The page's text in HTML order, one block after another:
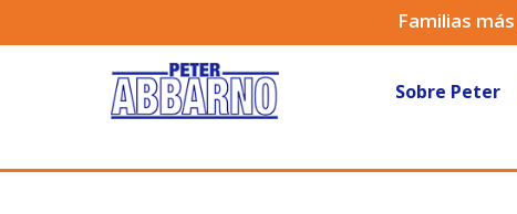
Familias
Sobre Peter